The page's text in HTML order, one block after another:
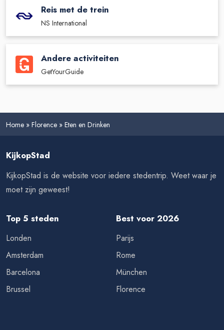
Reis met de trein
NS International
Andere activiteiten
GetYourGuide
Home » Florence » Eten en Drinken
KijkopStad
KijkopStad is de website voor iedere stedentrip. Weet waar je
moet zijn geweest!
Top 5 steden
Londen
Amsterdam
Barcelona
Brussel
Best voor 2026
Parijs
Rome
München
Florence